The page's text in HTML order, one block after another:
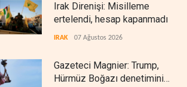
Irak Direnişi: Misilleme
ertelendi, hesap kapanmadı
IRAK 07 Ağustos 2026
Gazeteci Magnier: Trump,
Hürmüz Boğazı denetimini